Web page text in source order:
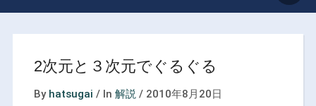
2次元と３次元でぐるぐる
By hatsugai / In 解説/ 2010年8月20日